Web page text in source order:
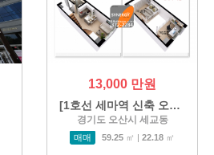
13,000 만원
[1호선 세마역 신축 오피스텔 …
경기도 오산시 세교동
매매 59.25 ㎡ | 22.18 ㎡